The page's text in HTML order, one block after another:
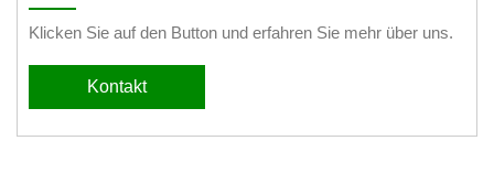
Klicken Sie auf den Button und erfahren Sie mehr über uns.
Kontakt